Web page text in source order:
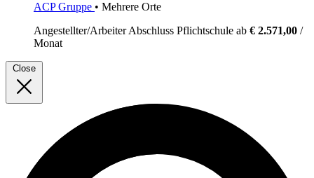
ACP Gruppe • Mehrere Orte
Angestellter/ArbeiterAbschluss Pflichtschule ab € 2.571,00 /
Monat
Close